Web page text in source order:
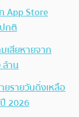
App Store
กติ
เสียหายจาก
ล้าน
ยรายวันดิ่งเหลือ
2026